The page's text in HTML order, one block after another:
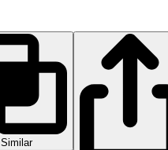
Similar